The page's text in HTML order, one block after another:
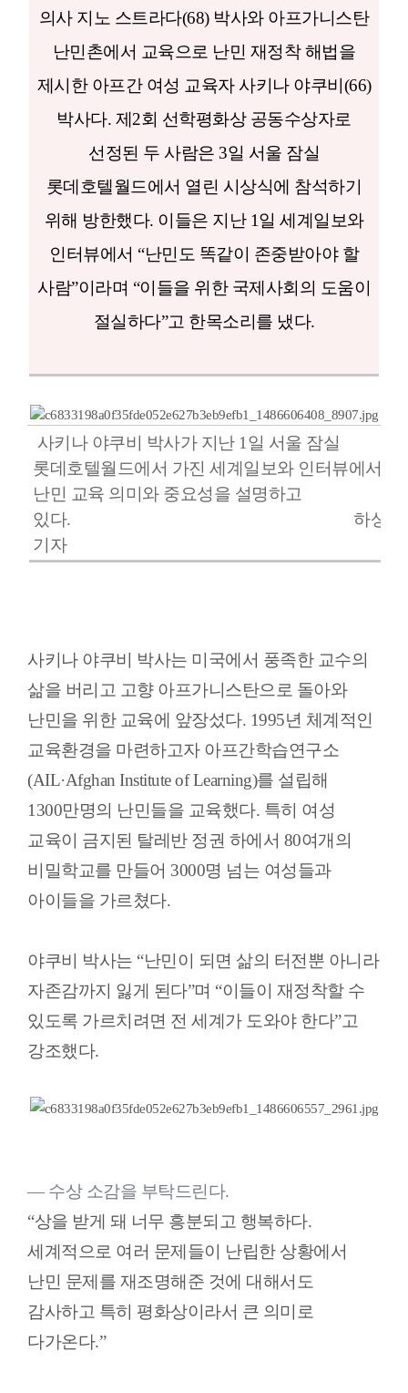
의사 지노 스트라다(68) 박사와 아프가니스탄
난민촌에서 교육으로 난민 재정착 해법을
제시한 아프간 여성 교육자 사키나 야쿠비(66)
박사다. 제2회 선학평화상 공동수상자로
선정된 두 사람은 3일 서울 잠실
롯데호텔월드에서 열린 시상식에 참석하기
위해 방한했다. 이들은 지난 1일 세계일보와
인터뷰에서 “난민도 똑같이 존중받아야 할
사람”이라며 “이들을 위한 국제사회의 도움이
절실하다”고 한목소리를 냈다.
사키나 야쿠비 박사가 지난 1일 서울 잠실
롯데호텔월드에서 가진 세계일보와 인터뷰에서
난민 교육 의미와 중요성을 설명하고
있다.
하상윤
기자
사키나 야쿠비 박사는 미국에서 풍족한 교수의
삶을 버리고 고향 아프가니스탄으로 돌아와
난민을 위한 교육에 앞장섰다. 1995년 체계적인
교육환경을 마련하고자 아프간학습연구소
(AIL·Afghan Institute of Learning)를 설립해
1300만명의 난민들을 교육했다. 특히 여성
교육이 금지된 탈레반 정권 하에서 80여개의
비밀학교를 만들어 3000명 넘는 여성들과
아이들을 가르쳤다.
야쿠비 박사는 “난민이 되면 삶의 터전뿐 아니라
자존감까지 잃게 된다”며 “이들이 재정착할 수
있도록 가르치려면 전 세계가 도와야 한다”고
강조했다.
― 수상 소감을 부탁드린다.
“상을 받게 돼 너무 흥분되고 행복하다.
세계적으로 여러 문제들이 난립한 상황에서
난민 문제를 재조명해준 것에 대해서도
감사하고 특히 평화상이라서 큰 의미로
다가온다.”